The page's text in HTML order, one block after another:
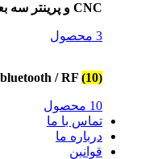
CNC و پرینتر سه بعدی
3 محصول
bluetooth / RF (10)
10 محصول
تماس با ما
درباره ما
قوانین